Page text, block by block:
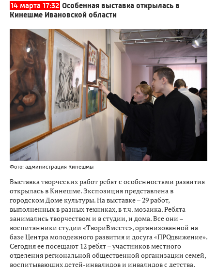
14 марта 17:32 Особенная выставка открылась в
Кинешме Ивановской области
Фото: администрация Кинешмы
Выставка творческих работ ребят с особенностями развития
открылась в Кинешме. Экспозиция представлена в
городском Доме культуры. На выставке – 29 работ,
выполненных в разных техниках, в т.ч. мозаика. Ребята
занимались творчеством и в студии, и дома. Все они –
воспитанники студии «ТвориВместе», организованной на
базе Центра молодежного развития и досуга «ПРОдвижение».
Сегодня ее посещают 12 ребят – участников местного
отделения региональной общественной организации семей,
воспитывающих детей-инвалидов и инвалидов с детства,